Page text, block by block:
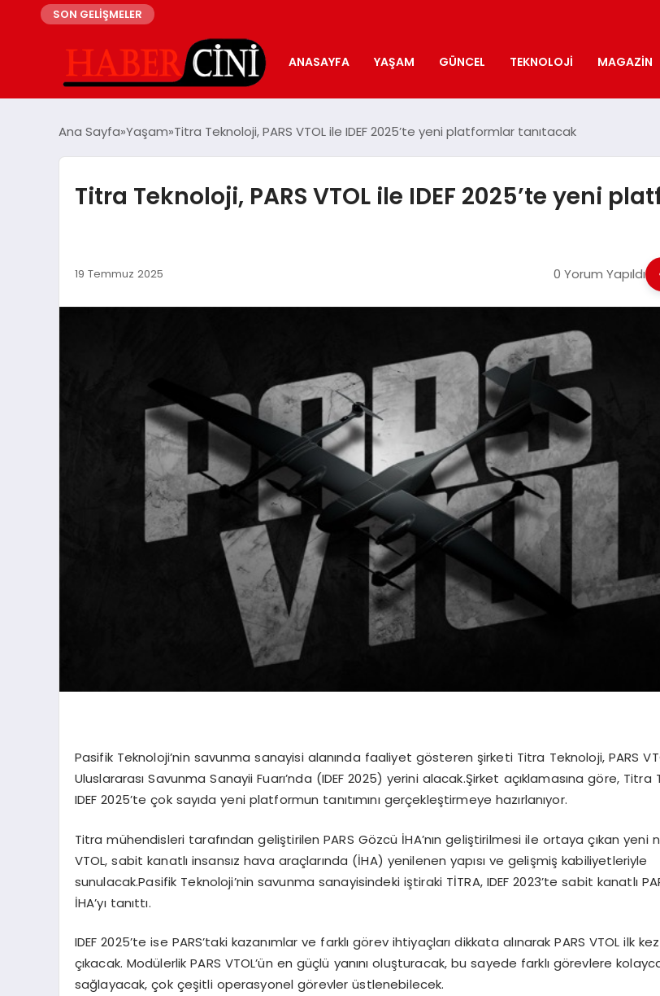
SON GELİŞMELER
ANASAYFA YAŞAM GÜNCEL TEKNOLOJI MAGAZIN
Ana Sayfa Yaşam Titra Teknoloji, PARS VTOL ile IDEF 2025’te yeni platformlar tanıtacak
Titra Teknoloji, PARS VTOL ile IDEF 2025’te yeni
19 Temmuz 2025 0 Yorum Yapıldı
Pasifik Teknoloji’nin savunma sanayisi alanında faaliyet gösteren şirketi Titra Teknoloji, PARS
Uluslararası Savunma Sanayii Fuarı’nda (IDEF 2025) yerini alacak.Şirket açıklamasına göre, Titra
IDEF 2025’te çok sayıda yeni platformun tanıtımını gerçekleştirmeye hazırlanıyor.
Titra mühendisleri tarafından geliştirilen PARS Gözcü İHA’nın geliştirilmesi ile ortaya çıkan yeni
VTOL, sabit kanatlı insansız hava araçlarında (İHA) yenilenen yapısı ve gelişmiş kabiliyetleriyle
sunulacak.Pasifik Teknoloji’nin savunma sanayisindeki iştiraki TİTRA, IDEF 2023’te sabit kanatlı
İHA’yı tanıttı.
IDEF 2025’te ise PARS’taki kazanımlar ve farklı görev ihtiyaçları dikkata alınarak PARS VTOL ilk
çıkacak. Modülerlik PARS VTOL’ün en güçlü yanını oluşturacak, bu sayede farklı görevlere
sağlayacak, çok çeşitli operasyonel görevler üstlenebilecek.